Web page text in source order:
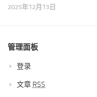
2025年12月13日
管理面板
登录
文章 RSS